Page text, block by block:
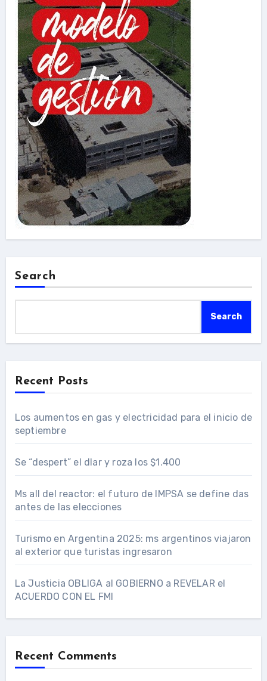
Search
Search
Recent Posts
Los aumentos en gas y electricidad para el inicio de
septiembre
Se “despert” el dlar y roza los $1.400
Ms all del reactor: el futuro de IMPSA se define das
antes de las elecciones
Turismo en Argentina 2025: ms argentinos viajaron
al exterior que turistas ingresaron
La Justicia OBLIGA al GOBIERNO a REVELAR el
ACUERDO CON EL FMI
Recent Comments